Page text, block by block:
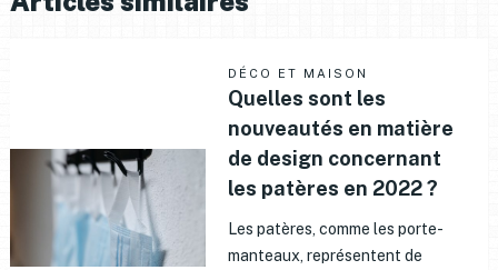
DÉCO ET MAISON
Quelles sont les
nouveautés en matière
de design concernant
les patères en 2022 ?
Les patères, comme les porte-
manteaux, représentent de